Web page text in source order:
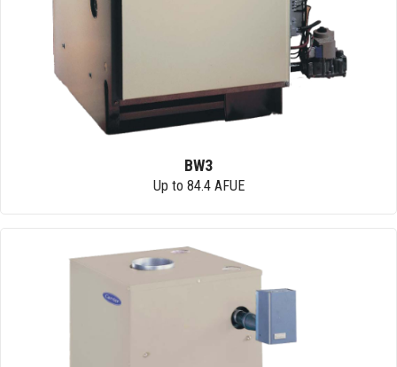
BW3
Up to 84.4 AFUE